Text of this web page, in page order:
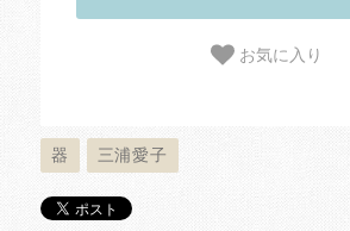
お気に入り
器 三浦愛子